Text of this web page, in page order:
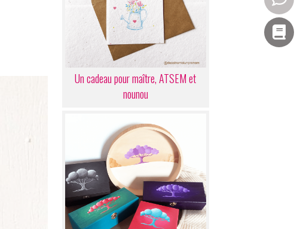
Un cadeau pour maître, ATSEM et
nounou